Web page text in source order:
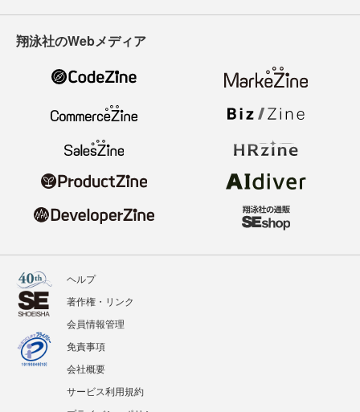
翔泳社のWebメディア
ヘルプ
著作権・リンク
会員情報管理
免責事項
会社概要
サービス利用規約